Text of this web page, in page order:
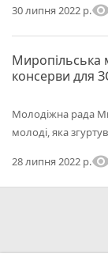
30 липня 2022 р.
Миропільська
консерви для
Молодіжна рада
молоді, яка
28 липня 2022 р.